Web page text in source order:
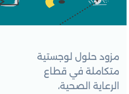
مزود حلول لوجستية
متكاملة في قطاع
الرعاية الصحية،